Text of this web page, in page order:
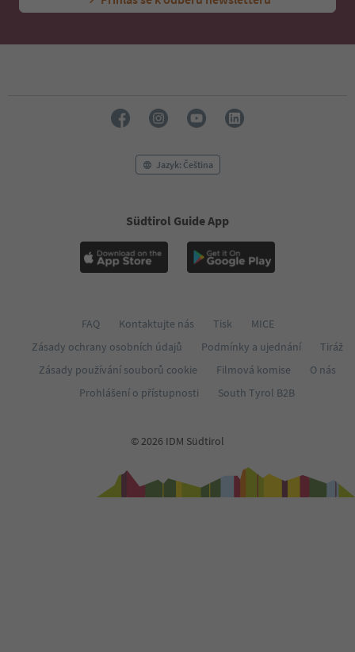
Jazyk: Čeština
Südtirol Guide App
FAQ Kontaktujte nás Tisk
MICE
Zásady ochrany osobních údajů
Podmínky a ujednání
Tiráž
Zásady používání souborů cookie
Filmová komise
O nás
Prohlášení o přístupnosti
South Tyrol B2B
© 2026 IDM Südtirol